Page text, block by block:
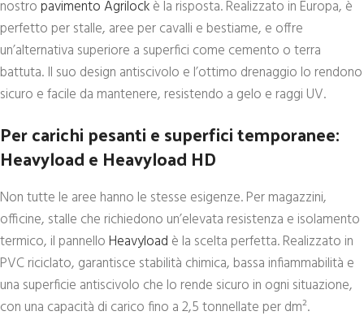
nostropavimento Agrilockè la risposta. Realizzato in Europa, è
perfetto per stalle, aree per cavalli e bestiame, e offre
un’alternativa superiore a superfici come cemento o terra
battuta. Il suo design antiscivolo e l’ottimo drenaggio lo rendono
sicuro e facile da mantenere, resistendo a gelo e raggi UV.
Per carichi pesanti e superfici temporanee:
Heavyload e Heavyload HD
Non tutte le aree hanno le stesse esigenze. Per magazzini,
officine, stalle che richiedono un’elevata resistenza e isolamento
termico, il pannelloHeavyload è la scelta perfetta. Realizzato in
PVC riciclato, garantisce stabilità chimica, bassa infiammabilità e
una superficie antiscivolo che lo rende sicuro in ogni situazione,
con una capacità di carico fino a 2,5 tonnellate per dm².